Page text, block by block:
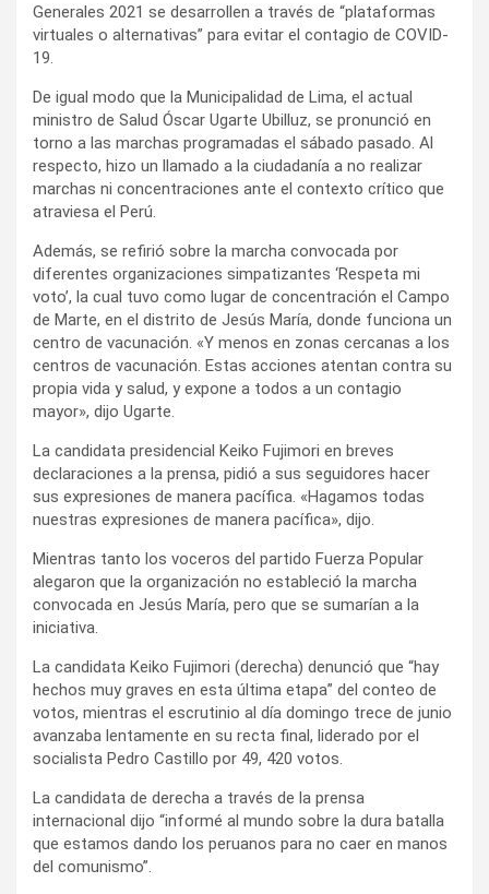
Generales 2021 se desarrollen a través de “plataformas
virtuales o alternativas” para evitar el contagio de COVID-
19.
De igual modo que la Municipalidad de Lima, el actual
ministro de Salud Óscar Ugarte Ubilluz, se pronunció en
torno a las marchas programadas el sábado pasado. Al
respecto, hizo un llamado a la ciudadanía a no realizar
marchas ni concentraciones ante el contexto crítico que
atraviesa el Perú.
Además, se refirió sobre la marcha convocada por
diferentes organizaciones simpatizantes ‘Respeta mi
voto’, la cual tuvo como lugar de concentración el Campo
de Marte, en el distrito de Jesús María, donde funciona un
centro de vacunación. «Y menos en zonas cercanas a los
centros de vacunación. Estas acciones atentan contra su
propia vida y salud, y expone a todos a un contagio
mayor», dijo Ugarte.
La candidata presidencial Keiko Fujimori en breves
declaraciones a la prensa, pidió a sus seguidores hacer
sus expresiones de manera pacífica. «Hagamos todas
nuestras expresiones de manera pacífica», dijo.
Mientras tanto los voceros del partido Fuerza Popular
alegaron que la organización no estableció la marcha
convocada en Jesús María, pero que se sumarían a la
iniciativa.
La candidata Keiko Fujimori (derecha) denunció que “hay
hechos muy graves en esta última etapa” del conteo de
votos, mientras el escrutinio al día domingo trece de junio
avanzaba lentamente en su recta final, liderado por el
socialista Pedro Castillo por 49, 420 votos.
La candidata de derecha a través de la prensa
internacional dijo “informé al mundo sobre la dura batalla
que estamos dando los peruanos para no caer en manos
del comunismo”.